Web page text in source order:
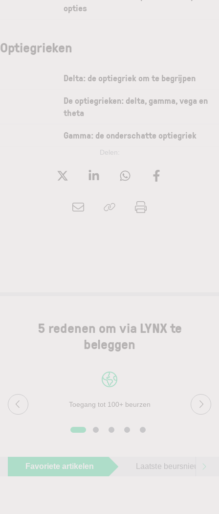
opties
Optiegrieken
Delta: de optiegriek om te begrijpen
De optiegrieken: delta, gamma, vega en
theta
Gamma: de onderschatte optiegriek
Delen:
5 redenen om via LYNX te
beleggen
Toegang tot 100+ beurzen
Favoriete artikelen Laatste beursnieuws